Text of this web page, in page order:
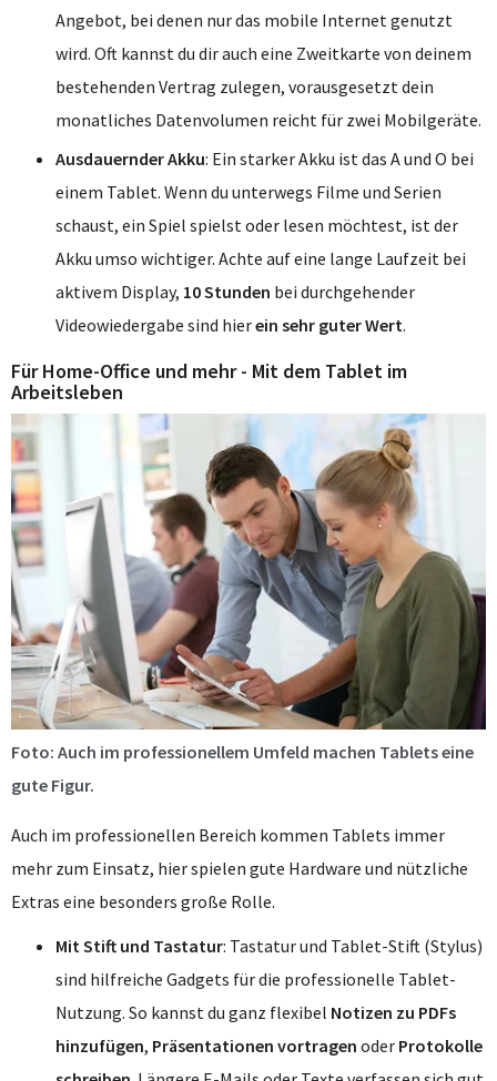
Angebot, bei denen nur das mobile Internet genutzt
wird. Oft kannst du dir auch eine Zweitkarte von deinem
bestehenden Vertrag zulegen, vorausgesetzt dein
monatliches Datenvolumen reicht für zwei Mobilgeräte.
Ausdauernder Akku: Ein starker Akku ist das A und O bei
einem Tablet. Wenn du unterwegs Filme und Serien
schaust, ein Spiel spielst oder lesen möchtest, ist der
Akku umso wichtiger. Achte auf eine lange Laufzeit bei
aktivem Display, 10 Stunden bei durchgehender
Videowiedergabe sind hierein sehr guter Wert.
Für Home-Office und mehr - Mit dem Tablet im
Arbeitsleben
Foto: Auch im professionellem Umfeld machen Tablets eine
gute Figur.
Auch im professionellen Bereich kommen Tablets immer
mehr zum Einsatz, hier spielen gute Hardware und nützliche
Extras eine besonders große Rolle.
Mit Stift und Tastatur: Tastatur und Tablet-Stift (Stylus)
sind hilfreiche Gadgets für die professionelle Tablet-
Nutzung. So kannst du ganz flexibel Notizen zu PDFs
hinzufügen, Präsentationen vortragen oder Protokolle